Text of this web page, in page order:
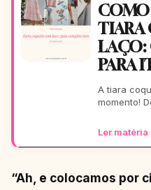
COMO
TIARA
LAÇO:
PARA
A tiara
momento!
looks, do
Ler
“Ah, e colocamos por